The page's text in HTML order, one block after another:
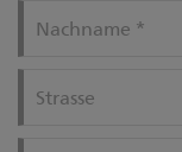
Nachname *
Strasse